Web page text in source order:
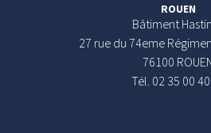
ROUEN
Bâtiment
27 rue du 74eme
76100
Tél. 02 35 00